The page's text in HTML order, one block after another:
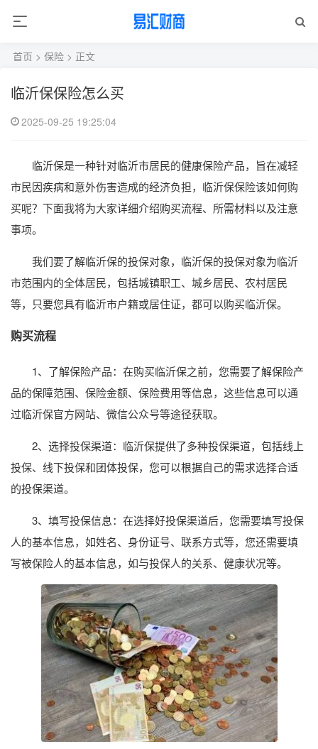
首页 > 保险 > 正文
临沂保保险怎么买
2025-09-25 19:25:04
临沂保是一种针对临沂市居民的健康保险产品，旨在减轻
市民因疾病和意外伤害造成的经济负担，临沂保保险该如何购
买呢？下面我将为大家详细介绍购买流程、所需材料以及注意
事项。
我们要了解临沂保的投保对象，临沂保的投保对象为临沂
市范围内的全体居民，包括城镇职工、城乡居民、农村居民
等，只要您具有临沂市户籍或居住证，都可以购买临沂保。
购买流程
1、了解保险产品：在购买临沂保之前，您需要了解保险产
品的保障范围、保险金额、保险费用等信息，这些信息可以通
过临沂保官方网站、微信公众号等途径获取。
2、选择投保渠道：临沂保提供了多种投保渠道，包括线上
投保、线下投保和团体投保，您可以根据自己的需求选择合适
的投保渠道。
3、填写投保信息：在选择好投保渠道后，您需要填写投保
人的基本信息，如姓名、身份证号、联系方式等，您还需要填
写被保险人的基本信息，如与投保人的关系、健康状况等。